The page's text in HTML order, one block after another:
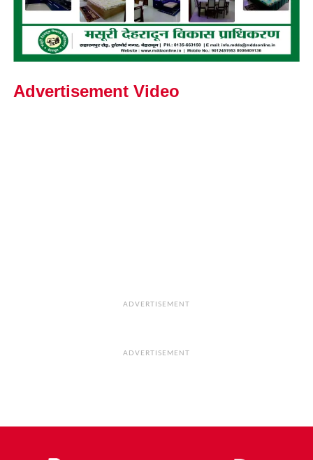
Advertisement Video
ADVERTISEMENT
ADVERTISEMENT